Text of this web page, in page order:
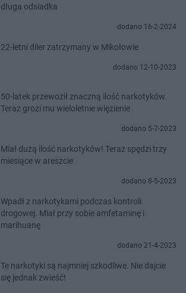
długa odsiadka
dodano 16-2-2024
22-letni diler zatrzymany w Mikołowie
dodano 12-10-2023
50-latek przewoził znaczną ilość narkotyków.
Teraz grozi mu wieloletnie więzienie
dodano 5-7-2023
Miał dużą ilość narkotyków! Teraz spędzi trzy
miesiące w areszcie
dodano 8-5-2023
Wpadł z narkotykami podczas kontroli
drogowej. Miał przy sobie amfetaminę i
marihuanę
dodano 21-4-2023
Te narkotyki są najmniej szkodliwe. Nie dajcie
się jednak zwieść!